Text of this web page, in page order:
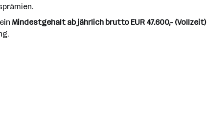
Mindestgehalt ab jährlich brutto EUR 47.600,- (Vollzeit)